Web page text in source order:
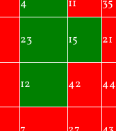
4 11 35
23 15 21
12 42 44